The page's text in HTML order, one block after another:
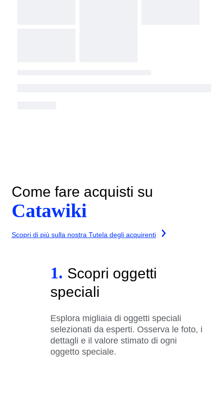
Come fare acquisti su
Catawiki
Scopri di più sulla nostra Tutela degli acquirenti
1. Scopri oggetti
speciali
Esplora migliaia di oggetti speciali
selezionati da esperti. Osserva le foto, i
dettagli e il valore stimato di ogni
oggetto speciale.